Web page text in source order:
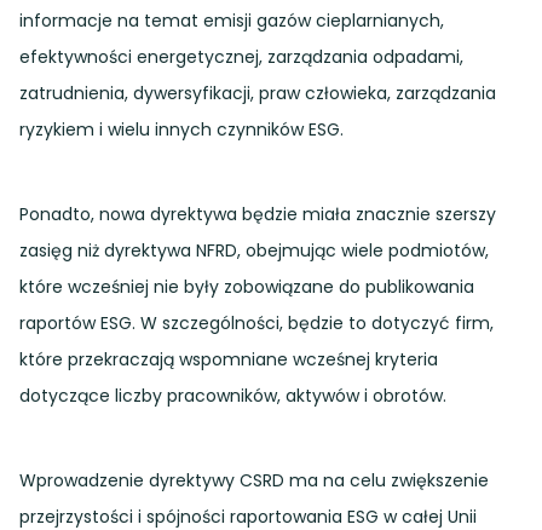
informacje na temat emisji gazów cieplarnianych,
efektywności energetycznej, zarządzania odpadami,
zatrudnienia, dywersyfikacji, praw człowieka, zarządzania
ryzykiem i wielu innych czynników ESG.
Ponadto, nowa dyrektywa będzie miała znacznie szerszy
zasięg niż dyrektywa NFRD, obejmując wiele podmiotów,
które wcześniej nie były zobowiązane do publikowania
raportów ESG. W szczególności, będzie to dotyczyć firm,
które przekraczają wspomniane wcześnej kryteria
dotyczące liczby pracowników, aktywów i obrotów.
Wprowadzenie dyrektywy CSRD ma na celu zwiększenie
przejrzystości i spójności raportowania ESG w całej Unii